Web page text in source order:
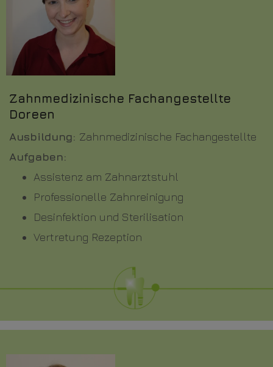
Zahnmedizinische Fachangestellte
Doreen
Ausbildung: Zahnmedizinische Fachangestellte
Aufgaben:
Assistenz am Zahnarztstuhl
Professionelle Zahnreinigung
Desinfektion und Sterilisation
Vertretung Rezeption